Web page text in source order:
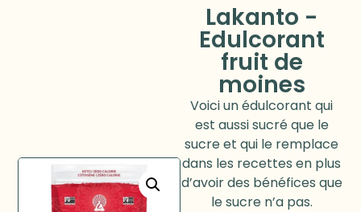
Lakanto -
Edulcorant
fruit de
moines
Voici un édulcorant qui
est aussi sucré que le
sucre et qui le remplace
dans les recettes en plus
d’avoir des bénéfices que
le sucre n’a pas.